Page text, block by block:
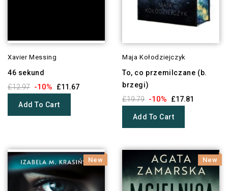
Xavier Messing
46 sekund
£12.97 -10% £11.67
Add To Cart
Maja Kołodziejczyk
To, co przemilczane (b.
brzegi)
£19.79 -10% £17.81
Add To Cart
New New